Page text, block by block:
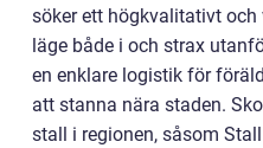
söker ett högkvalitativt
läge både i och strax
en enklare logistik för
att stanna nära staden.
stall i regionen, såsom